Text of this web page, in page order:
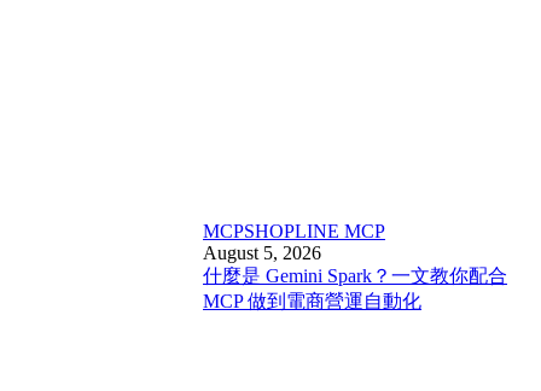
MCPSHOPLINE MCP
August 5, 2026
什麼是 Gemini Spark？一文教你配合
MCP 做到電商營運自動化